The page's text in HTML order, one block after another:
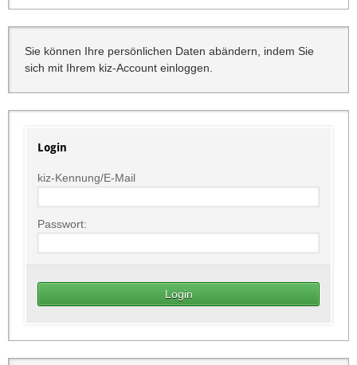
Sie können Ihre persönlichen Daten abändern, indem Sie
sich mit Ihrem kiz-Account einloggen.
Login
kiz-Kennung/E-Mail
Passwort: